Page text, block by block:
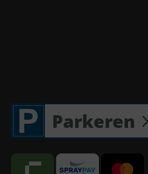
Parkeren